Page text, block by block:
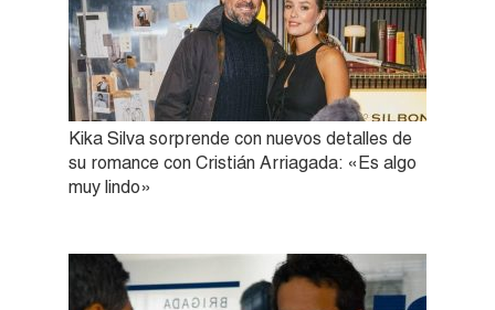
Kika Silva sorprende con nuevos detalles de
su romance con Cristián Arriagada: «Es algo
muy lindo»